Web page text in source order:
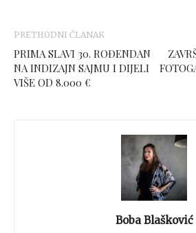
PRETHODNI ČLANAK
PRIMA SLAVI 30. ROĐENDAN
NA INDIZAJN SAJMU I DIJELI
VIŠE OD 8.000 €
Boba Blašković